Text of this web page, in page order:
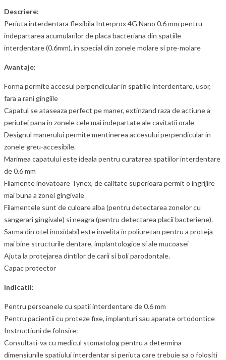
Descriere:
Periuta interdentara flexibila Interprox 4G Nano 0.6 mm pentru
indepartarea acumularilor de placa bacteriana din spatiile
interdentare (0.6mm), in special din zonele molare si pre-molare
Avantaje:
Forma permite accesul perpendicular in spatiile interdentare, usor,
fara a rani gingiile
Capatul se ataseaza perfect pe maner, extinzand raza de actiune a
periutei pana in zonele cele mai indepartate ale cavitatii orale
Designul manerului permite mentinerea accesului perpendicular in
zonele greu-accesibile.
Marimea capatului este ideala pentru curatarea spatiilor interdentare
de 0.6 mm
Filamente inovatoare Tynex, de calitate superioara permit o ingrijire
mai buna a zonei gingivale
Filamentele sunt de culoare alba (pentru detectarea zonelor cu
sangerari gingivale) si neagra (pentru detectarea placii bacteriene).
Sarma din otel inoxidabil este invelita in poliuretan pentru a proteja
mai bine structurile dentare, implantologice si ale mucoasei
Ajuta la protejarea dintilor de carii si boli parodontale.
Capac protector
Indicatii:
Pentru persoanele cu spatii interdentare de 0.6 mm
Pentru pacientii cu proteze fixe, implanturi sau aparate ortodontice
Instructiuni de folosire:
Consultati-va cu medicul stomatolog pentru a determina
dimensiunile spatiului interdentar si periuta care trebuie sa o folositi